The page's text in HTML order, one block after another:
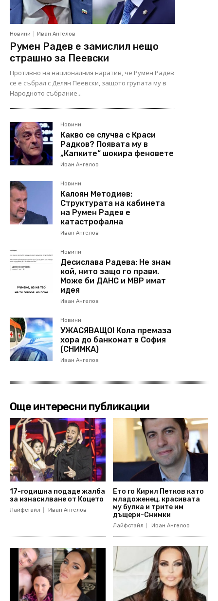
Новини Иван Ангелов
Румен Радев е замислил нещо
страшно за Пеевски
Противно на националния наратив, че Румен Радев
се е събрал с Делян Пеевски, защото групата му в
Народното събрание...
Новини
Какво се случва с Краси
Радков? Появата му в
„Капките“ шокира феновете
Иван Ангелов
Новини
Калоян Методиев:
Структурата на кабинета
на Румен Радев е
катастрофална
Иван Ангелов
Новини
Десислава Радева: Не знам
кой, нито защо го прави.
Може би ДАНС и МВР имат
идея
Иван Ангелов
Новини
УЖАСЯВАЩО! Кола премаза
хора до банкомат в София
(СНИМКА)
Иван Ангелов
Още интересни публикации
17-годишна подаде жалба
за изнасилване от Коцето
Лайфстайл Иван Ангелов
Ето го Кирил Петков като
младоженец, красивата
му булка и трите им
дъщери-Снимки
Лайфстайл Иван Ангелов